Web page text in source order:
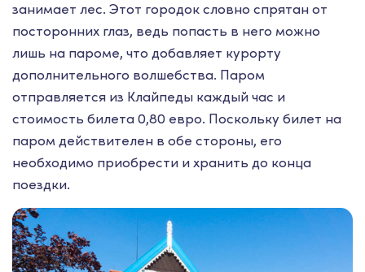
занимает лес. Этот городок словно спрятан от
посторонних глаз, ведь попасть в него можно
лишь на пароме, что добавляет курорту
дополнительного волшебства. Паром
отправляется из Клайпеды каждый час и
стоимость билета 0,80 евро. Поскольку билет на
паром действителен в обе стороны, его
необходимо приобрести и хранить до конца
поездки.